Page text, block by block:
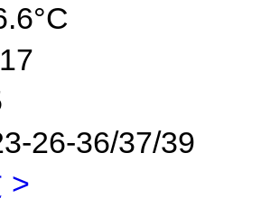
26-36/37/39
>